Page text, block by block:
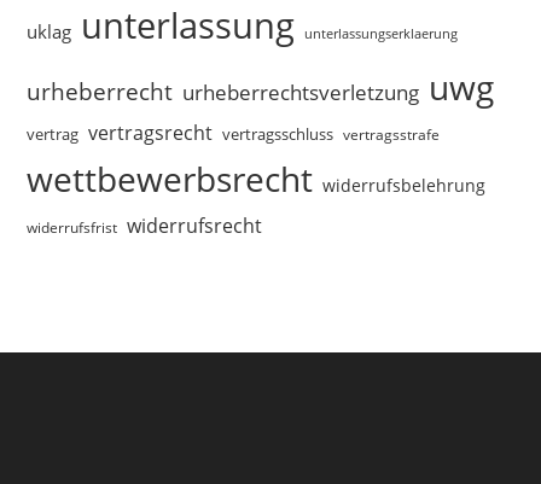
uklag unterlassung unterlassungserklaerung
urheberrecht urheberrechtsverletzung uwg
vertrag vertragsrecht vertragsschluss vertragsstrafe
wettbewerbsrecht widerrufsbelehrung
widerrufsfrist widerrufsrecht